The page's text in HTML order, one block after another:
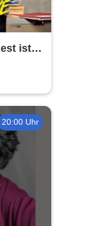
ist
20:00 Uhr